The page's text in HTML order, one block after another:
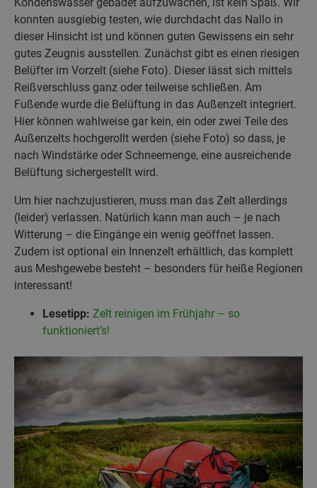
konnten ausgiebig testen, wie durchdacht das Nallo in
dieser Hinsicht ist und können guten Gewissens ein sehr
gutes Zeugnis ausstellen. Zunächst gibt es einen riesigen
Belüfter im Vorzelt (siehe Foto). Dieser lässt sich mittels
Reißverschluss ganz oder teilweise schließen. Am
Fußende wurde die Belüftung in das Außenzelt integriert.
Hier können wahlweise gar kein, ein oder zwei Teile des
Außenzelts hochgerollt werden (siehe Foto) so dass, je
nach Windstärke oder Schneemenge, eine ausreichende
Belüftung sichergestellt wird.
Um hier nachzujustieren, muss man das Zelt allerdings
(leider) verlassen. Natürlich kann man auch – je nach
Witterung – die Eingänge ein wenig geöffnet lassen.
Zudem ist optional ein Innenzelt erhältlich, das komplett
aus Meshgewebe besteht – besonders für heiße Regionen
interessant!
Lesetipp: Zelt reinigen im Frühjahr – so
funktioniert’s!